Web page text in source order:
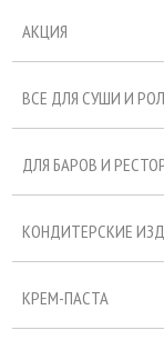
АКЦИЯ
ВСЕ ДЛЯ СУШИ И
ДЛЯ БАРОВ И
КОНДИТЕРСКИЕ
КРЕМ-ПАСТА